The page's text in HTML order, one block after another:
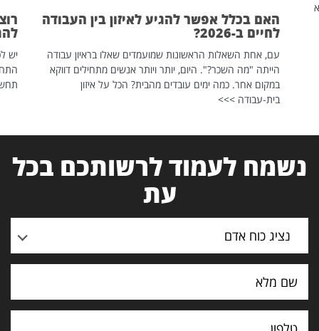
האם בכלל אפשר להגיע לאיזון בין העבודה
לחיים ב-2026?
עם, אחת השאלות הראשונות שמועמדים שאלו בראיון עבודה
הייתה "מה השכר?". היום, יותר ויותר אנשים מתחילים דווקא
במקום אחר. כמה ימים עובדים מהבית? הכל על איזון
בית-עבודה >>>
יש
נשמח לעמוד לרשותכם בכל
עת
נציג כוח אדם